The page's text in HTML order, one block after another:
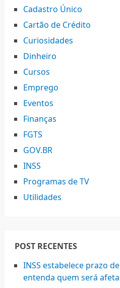
Cadastro Único
Cartão de Crédito
Curiosidades
Dinheiro
Cursos
Emprego
Eventos
Finanças
FGTS
GOV.BR
INSS
Programas de TV
Utilidades
POST RECENTES
INSS estabelece prazo
entenda quem será